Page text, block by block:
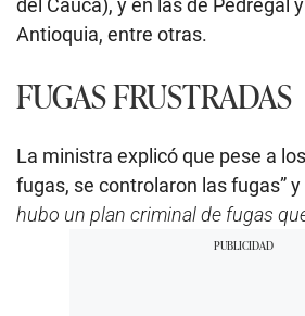
Antioquia, entre otras.
FUGAS FRUSTRADAS
La ministra explicó que pese a
fugas, se controlaron las fugas”
hubo un plan criminal de fugas